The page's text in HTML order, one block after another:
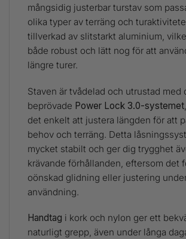
mångsidig justerbar turstav som
olika typer av terräng och
tillverkad av slitstarkt aluminium,
både robust och lätt nog för att
längre turer.
Staven är tvådelad och utrustad med
beprövade Power Lock 3.0-systemet
det enkelt att justera längden för att
behov och terräng. Detta
mycket stabilt och ger dig trygghet
krävande förhållanden, eftersom det
oönskad glidning eller justering
användning.
Handtag i kork och nylon ger ett
naturligt grepp, även under långa